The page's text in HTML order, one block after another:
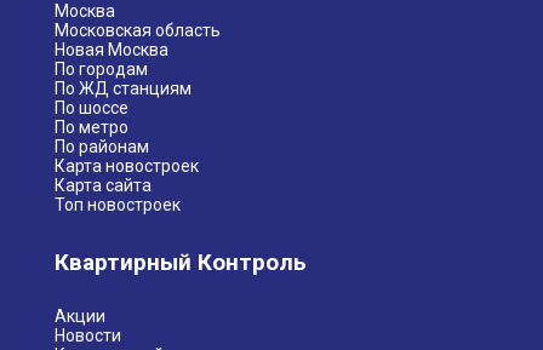
Москва
Московская область
Новая Москва
По городам
По ЖД станциям
По шоссе
По метро
По районам
Карта новостроек
Карта сайта
Топ новостроек
Квартирный Контроль
Акции
Новости